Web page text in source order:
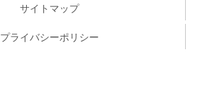
サイトマップ
プライバシーポリシー